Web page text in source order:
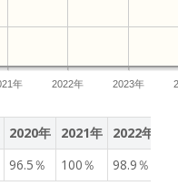
年 2022年 2023年
2020年 2021年 2022年
96.5％ 100％ 98.9％